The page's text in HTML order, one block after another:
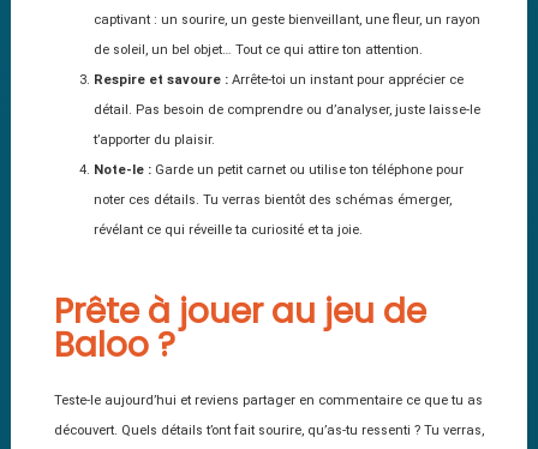
captivant : un sourire, un geste bienveillant, une fleur, un rayon
de soleil, un bel objet… Tout ce qui attire ton attention.
Respire et savoure : Arrête-toi un instant pour apprécier ce
détail. Pas besoin de comprendre ou d’analyser, juste laisse-le
t’apporter du plaisir.
Note-le : Garde un petit carnet ou utilise ton téléphone pour
noter ces détails. Tu verras bientôt des schémas émerger,
révélant ce qui réveille ta curiosité et ta joie.
Prête à jouer au jeu de
Baloo ?
Teste-le aujourd’hui et reviens partager en commentaire ce que tu as
découvert. Quels détails t’ont fait sourire, qu’as-tu ressenti ? Tu verras,